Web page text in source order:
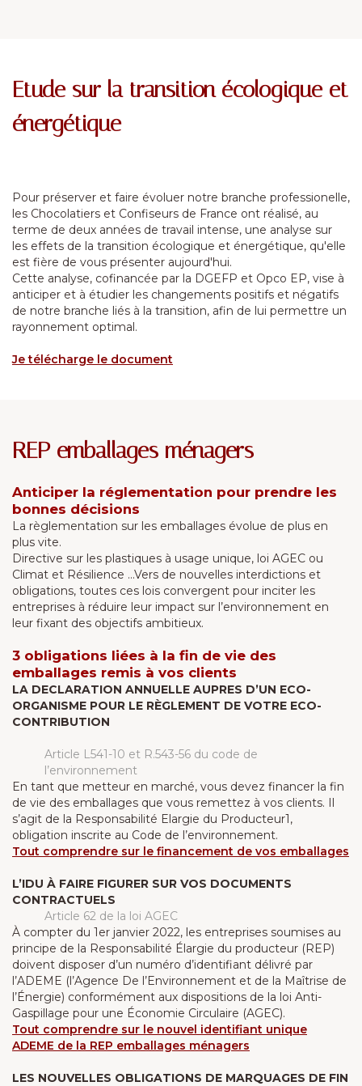
Etude sur la transition écologique et
énergétique
Pour préserver et faire évoluer notre branche professionelle,
les Chocolatiers et Confiseurs de France ont réalisé, au
terme de deux années de travail intense, une analyse sur
les effets de la transition écologique et énergétique, qu'elle
est fière de vous présenter aujourd'hui.
Cette analyse, cofinancée par la DGEFP et Opco EP, vise à
anticiper et à étudier les changements positifs et négatifs
de notre branche liés à la transition, afin de lui permettre un
rayonnement optimal.
Je télécharge le document
REP emballages ménagers
Anticiper la réglementation pour prendre les
bonnes décisions
La règlementation sur les emballages évolue de plus en
plus vite.
Directive sur les plastiques à usage unique, loi AGEC ou
Climat et Résilience ...Vers de nouvelles interdictions et
obligations, toutes ces lois convergent pour inciter les
entreprises à réduire leur impact sur l’environnement en
leur fixant des objectifs ambitieux.
3 obligations liées à la fin de vie des
emballages remis à vos clients
LA DECLARATION ANNUELLE AUPRES D’UN ECO-
ORGANISME POUR LE RÈGLEMENT DE VOTRE ECO-
CONTRIBUTION
Article L541-10 et R.543-56 du code de
l’environnement
En tant que metteur en marché, vous devez financer la fin
de vie des emballages que vous remettez à vos clients. Il
s’agit de la Responsabilité Elargie du Producteur1,
obligation inscrite au Code de l’environnement.
Tout comprendre sur le financement de vos emballages
L’IDU À FAIRE FIGURER SUR VOS DOCUMENTS
CONTRACTUELS
Article 62 de la loi AGEC
À compter du 1er janvier 2022, les entreprises soumises au
principe de la Responsabilité Élargie du producteur (REP)
doivent disposer d’un numéro d’identifiant délivré par
l’ADEME (l’Agence De l’Environnement et de la Maîtrise de
l’Énergie) conformément aux dispositions de la loi Anti-
Gaspillage pour une Économie Circulaire (AGEC).
Tout comprendre sur le nouvel identifiant unique
ADEME de la REP emballages ménagers
LES NOUVELLES OBLIGATIONS DE MARQUAGES DE FIN